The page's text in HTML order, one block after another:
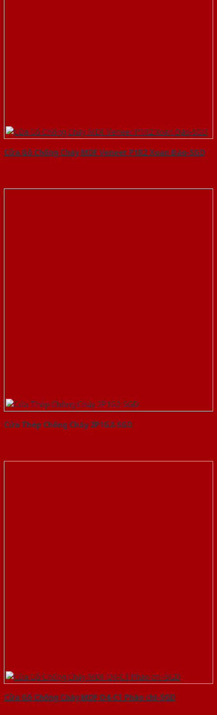
Cửa Gỗ Chống Cháy MDF Veneer P1R2 Xoan Đào-SGD
Cửa Thép Chống Cháy 2P1G2-SGD
Cửa Gỗ Chống Cháy MDF O4-C1 Phào chi-SGD